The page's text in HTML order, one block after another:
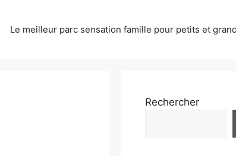
Le meilleur parc sensation famille pour petits et
Rechercher